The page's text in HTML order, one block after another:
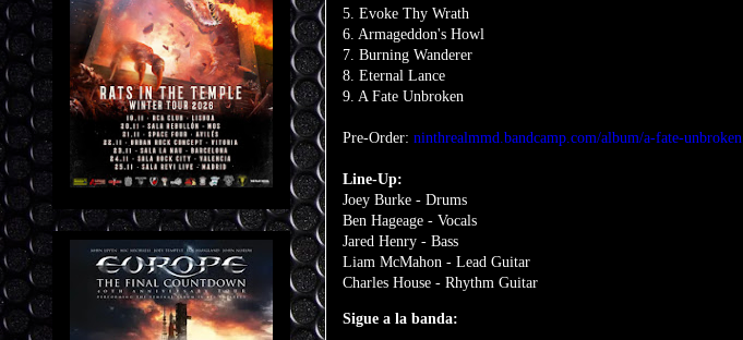
5. Evoke Thy Wrath
6. Armageddon's Howl
7. Burning Wanderer
8. Eternal Lance
9. A Fate Unbroken
Pre-Order: ninthrealmmd.bandcamp.com/album/a-fate-unbroken
Line-Up:
Joey Burke - Drums
Ben Hageage - Vocals
Jared Henry - Bass
Liam McMahon - Lead Guitar
Charles House - Rhythm Guitar
Sigue a la banda: